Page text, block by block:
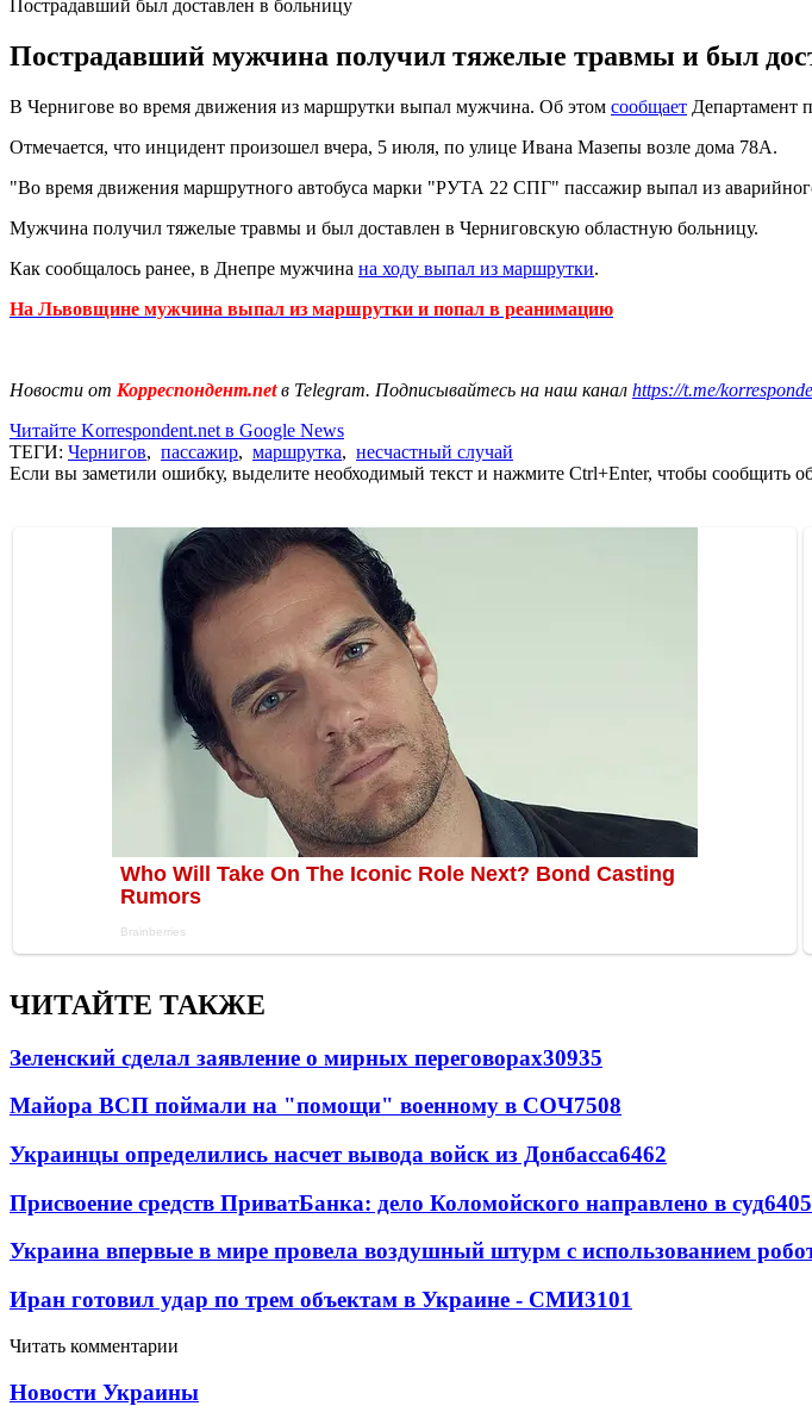
Пострадавший был доставлен в больницу
Пострадавший мужчина получил тяжелые травмы и был
В Чернигове во время движения из маршрутки выпал мужчина. Об этом сообщает Департамент
Отмечается, что инцидент произошел вчера, 5 июля, по улице Ивана Мазепы возле дома 78А.
"Во время движения маршрутного автобуса марки "РУТА 22 СПГ" пассажир выпал из
Мужчина получил тяжелые травмы и был доставлен в Черниговскую областную больницу.
Как сообщалось ранее, в Днепре мужчина на ходу выпал из маршрутки.
На Львовщине мужчина выпал из маршрутки и попал в реанимацию
Новости от Корреспондент.netв Telegram. Подписывайтесь на наш канал https://t.me/
Читайте Korrespondent.net в Google News
ТЕГИ: Чернигов, пассажир, маршрутка, несчастный случай
Если вы заметили ошибку, выделите необходимый текст и нажмите Ctrl+Enter, чтобы сообщить
ЧИТАЙТЕ ТАКЖЕ
Зеленский сделал заявление о мирных переговорах30935
Майора ВСП поймали на "помощи" военному в СОЧ7508
Украинцы определились насчет вывода войск из Донбасса6462
Присвоение средств ПриватБанка: дело Коломойского направлено в суд6405
Украина впервые в мире провела воздушный штурм с использованием
Иран готовил удар по трем объектам в Украине - СМИ3101
Читать комментарии
Новости Украины